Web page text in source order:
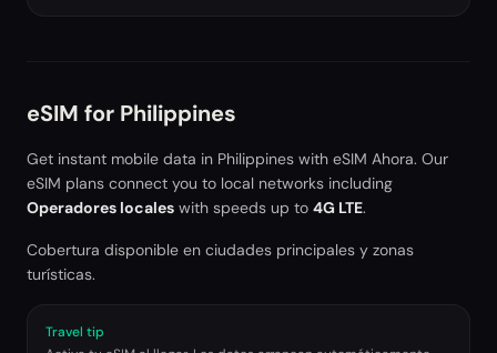
eSIM for Philippines
Get instant mobile data in Philippines with eSIM Ahora. Our
eSIM plans connect you to local networks including
Operadores locales with speeds up to 4G LTE.
Cobertura disponible en ciudades principales y zonas
turísticas.
Travel tip